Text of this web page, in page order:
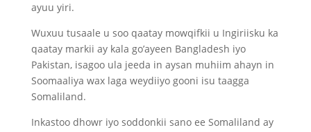
ayuu yiri.
Wuxuu tusaale u soo qaatay mowqifkii u Ingiriisku ka
qaatay markii ay kala go’ayeen Bangladesh iyo
Pakistan, isagoo ula jeeda in aysan muhiim ahayn in
Soomaaliya wax laga weydiiyo gooni isu taagga
Somaliland.
Inkastoo dhowr iyo soddonkii sano ee Somaliland ay